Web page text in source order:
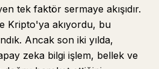
tek faktör sermaye akışıdır.
Kripto'ya akıyordu, bu
Ancak son iki yılda,
zeka bilgi işlem, bellek ve